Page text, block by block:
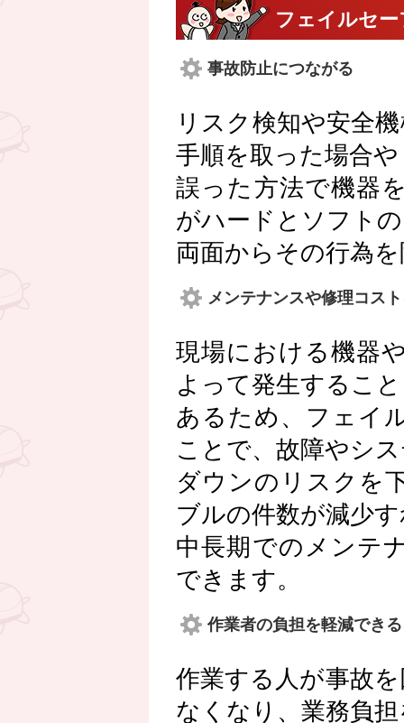
フェイルセ
事故防止につながる
リスク検知や安全
手順を取った場合や
誤った方法で機器
がハードとソフトの
両面からその行為
メンテナンスや修理コス
現場における機器
よって発生するこ
あるため、フェイ
ことで、故障やシ
ダウンのリスクを
ブルの件数が減少
中長期でのメンテ
できます。
作業者の負担を軽減できる
作業する人が事故
なくなり、業務負